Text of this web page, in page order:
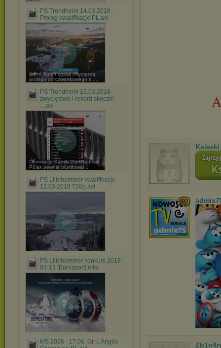
PŚ Trondheim 14.03.2018 -
Prolog kwalifikacje PL.avi
Kamil Stoch został zwycięzcą
prologu do czwartkowego k ...
PŚ Trondheim 15.03.2018 -
zwycięstwo i rekord skoczni
....avi
Dominacja Kamila Stocha trwa!
Polak pewnie triumfował ...
PŚ Lillehammer kwalifikacje
12.03.2018 720p.avi
PŚ Lillehammer konkurs 2018-
03-13 [Eurosport].mkv
MŚ 2026 - 17.06. Gr. L Anglia -